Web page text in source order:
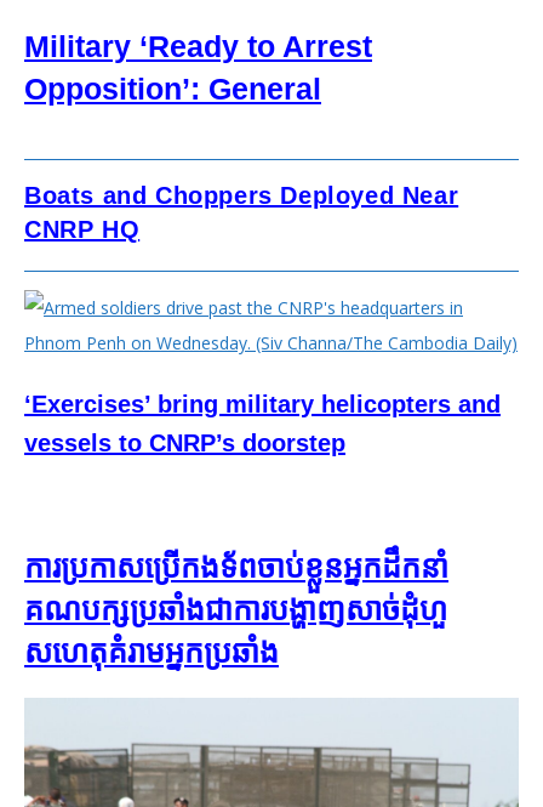
Military ‘Ready to Arrest
Opposition’: General
Boats and Choppers Deployed Near
CNRP HQ
‘Exercises’ bring military helicopters and
vessels to CNRP’s doorstep
ការប្រកាសប្រើកងទ័ពចាប់ខ្លួនអ្នកដឹកនាំ
គណបក្សប្រឆាំងជាការបង្ហាញសាច់ដុំហួ
សហេតុគំរាមអ្នកប្រឆាំង